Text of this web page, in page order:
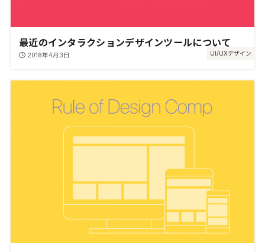
UI/UXデザイン
最近のインタラクションデザインツールについて
2018年4月3日